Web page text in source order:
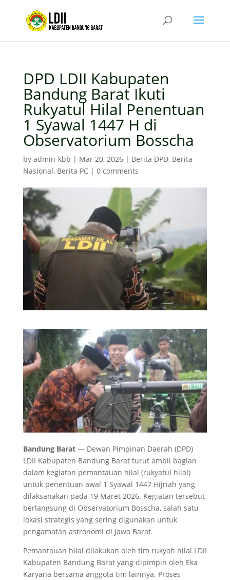
DPD LDII Kabupaten
Bandung Barat Ikuti
Rukyatul Hilal Penentuan
1 Syawal 1447 H di
Observatorium Bosscha
by admin-kbb | Mar 20, 2026| Berita DPD, Berita
Nasional, Berita PC| 0 comments
Bandung Barat— Dewan Pimpinan Daerah (DPD)
LDII Kabupaten Bandung Barat turut ambil bagian
dalam kegiatan pemantauan hilal (rukyatul hilal)
untuk penentuan awal 1 Syawal 1447 Hijriah yang
dilaksanakan pada 19 Maret 2026. Kegiatan tersebut
berlangsung di Observatorium Bosscha, salah satu
lokasi strategis yang sering digunakan untuk
pengamatan astronomi di Jawa Barat.
Pemantauan hilal dilakukan oleh tim rukyah hilal LDII
Kabupaten Bandung Barat yang dipimpin oleh Eka
Karyana bersama anggota tim lainnya. Proses